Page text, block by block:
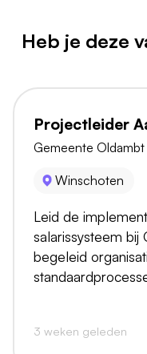
Heb je deze
Projectleider
Gemeente Oldambt
Winschoten
Leid de
salarissysteem
begeleid
3 weken geleden